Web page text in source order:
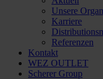
Unsere
Karriere
Referenzen
Kontakt
WEZ OUTLET
Scherer Group